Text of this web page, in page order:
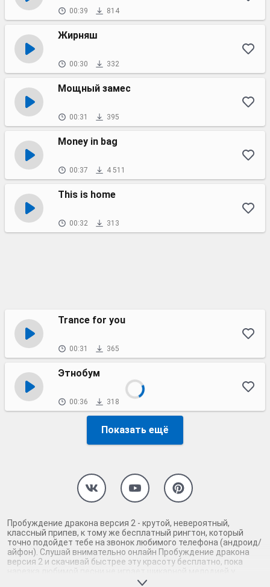
00:39 814
Жирняш
00:30 332
Мощный замес
00:31 395
Money in bag
00:37 4 511
This is home
00:32 313
Trance for you
00:31 365
Этнобум
00:36 318
Показать ещё
Пробуждение дракона версия 2 - крутой, невероятный,
классный припев, к тому же бесплатный рингтон, который
точно подойдет тебе на звонок любимого телефона (андроид/
айфон). Слушай внимательно онлайн Пробуждение дракона
версия 2 и скачивай быстрее эту красоту бесплатно, пока
нарезка любимой песни не играет шикарной мелодией у
каждого второго на звонке. Будь первым, кто скачает